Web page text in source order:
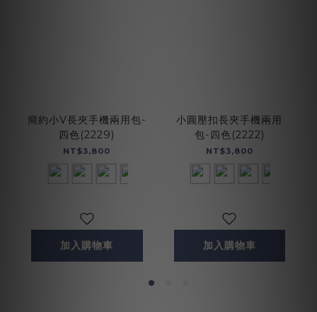
簡約小V長夾手機兩用包-
四色(2229)
NT$3,800
加入購物車
小圓壓扣長夾手機兩用
包-四色(2222)
NT$3,800
加入購物車